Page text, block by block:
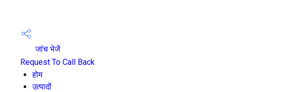
जांच भेजें
Request To Call Back
होम
उत्पादों